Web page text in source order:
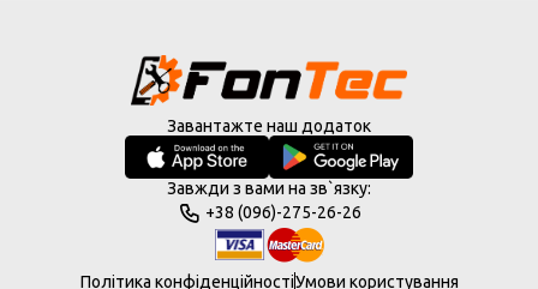
Завантажте наш додаток
Завжди з вами на зв`язку:
+38 (096)-275-26-26
Політика конфіденційностіУмови користування